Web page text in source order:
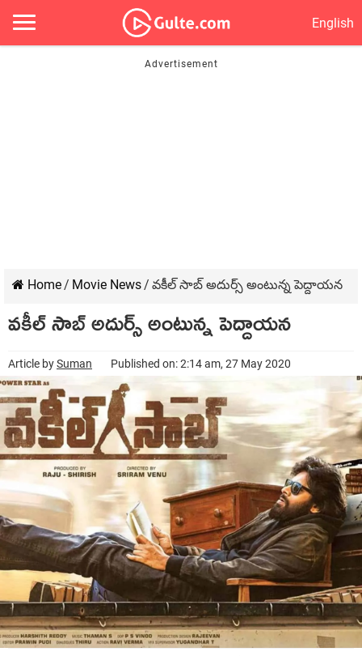
English
Home/ Movie News/ వ‌కీల్ సాబ్ అదుర్స్ అంటున్న పెద్దాయ‌న‌
వ‌కీల్ సాబ్ అదుర్స్ అంటున్న పెద్దాయ‌న‌
Article bySuman Published on: 2:14 am, 27 May 2020